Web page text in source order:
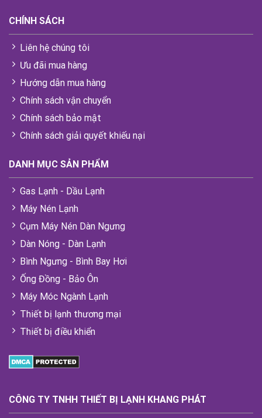
CHÍNH SÁCH
Liên hệ chúng tôi
Ưu đãi mua hàng
Hướng dẫn mua hàng
Chính sách vận chuyển
Chính sách bảo mật
Chính sách giải quyết khiếu nại
DANH MỤC SẢN PHẨM
Gas Lạnh - Dầu Lạnh
Máy Nén Lạnh
Cụm Máy Nén Dàn Ngưng
Dàn Nóng - Dàn Lạnh
Bình Ngưng - Bình Bay Hơi
Ống Đồng - Bảo Ôn
Máy Móc Ngành Lạnh
Thiết bị lạnh thương mại
Thiết bị điều khiển
CÔNG TY TNHH THIẾT BỊ LẠNH KHANG PHÁT